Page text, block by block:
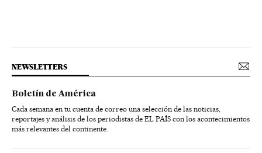
NEWSLETTERS
Boletín de América
Cada semana en tu cuenta de correo una selección de las noticias,
reportajes y análisis de los periodistas de EL PAÍS con los acontecimientos
más relevantes del continente.